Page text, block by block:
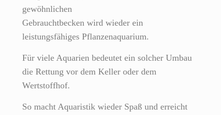
gewöhnlichen
Gebrauchtbecken wird wieder ein
leistungsfähiges Pflanzenaquarium.
Für viele Aquarien bedeutet ein solcher Umbau
die Rettung vor dem Keller oder dem
Wertstoffhof.
So macht Aquaristik wieder Spaß und erreicht